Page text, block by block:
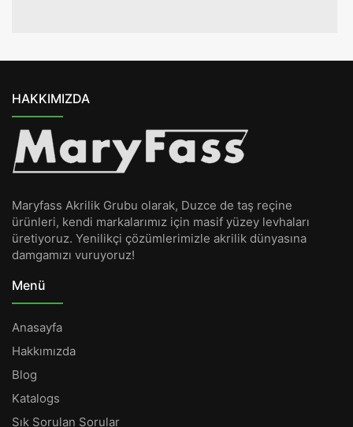
HAKKIMIZDA
Maryfass Akrilik Grubu olarak, Duzce de taş reçine
ürünleri, kendi markalarımız için masif yüzey levhaları
üretiyoruz. Yenilikçi çözümlerimizle akrilik dünyasına
damgamızı vuruyoruz!
Menü
Anasayfa
Hakkımızda
Blog
Katalogs
Sık Sorulan Sorular